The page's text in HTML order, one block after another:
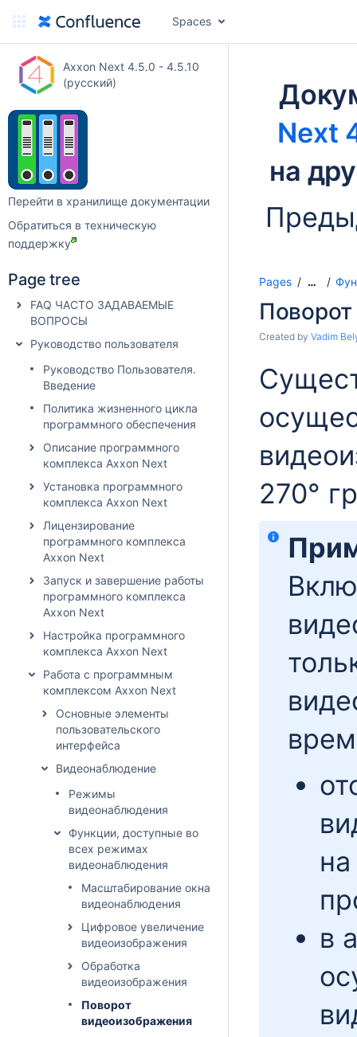
Spaces
Axxon Next 4.5.0 - 4.5.10
(русский)
Перейти в хранилище документации
Обратиться в техническую
поддержку
Page tree
FAQ ЧАСТО ЗАДАВАЕМЫЕ
ВОПРОСЫ
Руководство пользователя
Руководство Пользователя.
Введение
Политика жизненного цикла
программного обеспечения
Описание программного
комплекса Axxon Next
Установка программного
комплекса Axxon Next
Лицензирование
программного комплекса
Axxon Next
Запуск и завершение работы
программного комплекса
Axxon Next
Настройка программного
комплекса Axxon Next
Работа с программным
комплексом Axxon Next
Основные элементы
пользовательского
интерфейса
Видеонаблюдение
Режимы
видеонаблюдения
Функции, доступные во
всех режимах
видеонаблюдения
Масштабирование окна
видеонаблюдения
Цифровое увеличение
видеоизображения
Обработка
видеоизображения
Поворот
видеоизображения
Next
на
Pages …
Created by Vadim
270°
в